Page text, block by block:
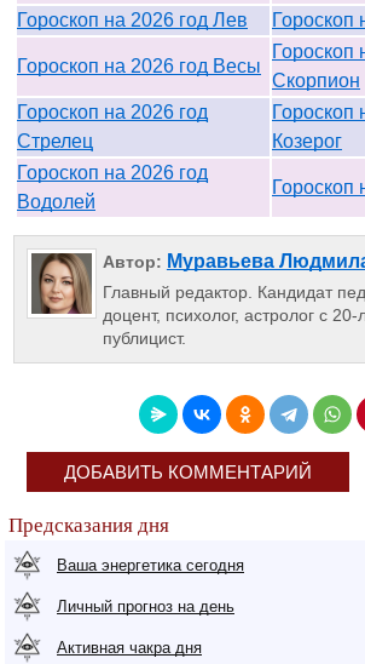
Гороскоп на 2026 год Лев Гороскоп
Гороскоп на 2026 год Весы
Гороскоп
Скорпион
Гороскоп на 2026 год
Стрелец
Гороскоп
Козерог
Гороскоп на 2026 год
Водолей
Гороскоп
Автор: Муравьева
Главный редактор. Кандидат
доцент, психолог, астролог с
публицист.
ДОБАВИТЬ КОММЕНТАРИЙ
Предсказания дня
Ваша энергетика сегодня
Личный прогноз на день
Активная чакра дня